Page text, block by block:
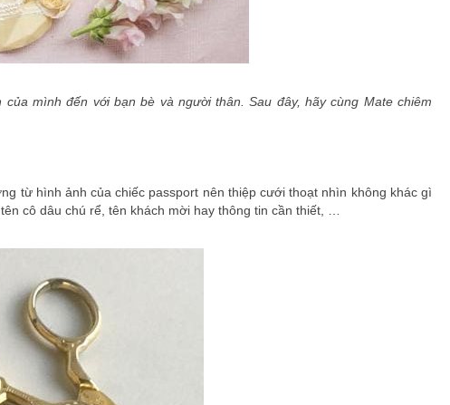
mình đến với bạn bè và người thân. Sau đây, hãy cùng Mate chiêm
từ hình ảnh của chiếc passport nên thiệp cưới thoạt nhìn không khác gì
cô dâu chú rể, tên khách mời hay thông tin cần thiết, …